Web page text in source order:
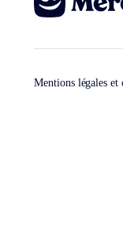
Mentions légales et